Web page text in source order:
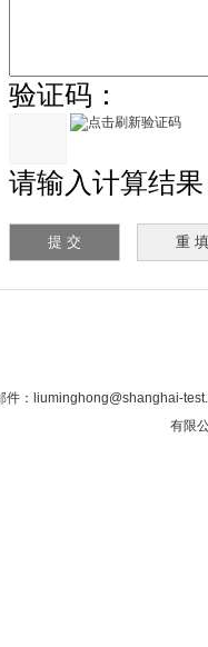
验证码：
请输入计算结果
件：liuminghong@shanghai-
有限